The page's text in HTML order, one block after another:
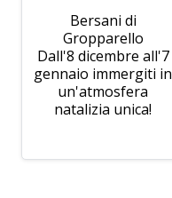
Bersani di
Gropparello
Dall'8 dicembre all'7
gennaio immergiti in
un'atmosfera
natalizia unica!